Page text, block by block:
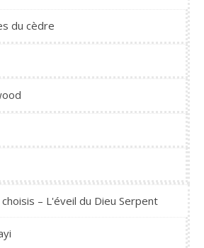
du cèdre
– L'éveil du Dieu Serpent